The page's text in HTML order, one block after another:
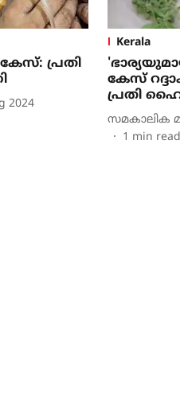
പ്രതി
2024
Kerala
കേസ്
പ്രതി
സമകാലിക
1 min read